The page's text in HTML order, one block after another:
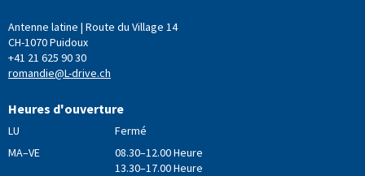
Antenne latine | Route du Village 14
CH-1070 Puidoux
+41 21 625 90 30
romandie@L-drive.ch
Heures d'ouverture
LU
Fermé
MA–VE
08.30–12.00 Heure
13.30–17.00 Heure